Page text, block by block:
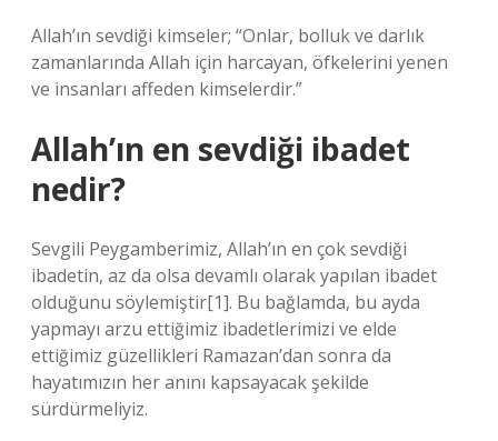
Allah’ın sevdiği kimseler; “Onlar, bolluk ve darlık
zamanlarında Allah için harcayan, öfkelerini yenen
ve insanları affeden kimselerdir.”
Allah’ın en sevdiği ibadet
nedir?
Sevgili Peygamberimiz, Allah’ın en çok sevdiği
ibadetin, az da olsa devamlı olarak yapılan ibadet
olduğunu söylemiştir[1]. Bu bağlamda, bu ayda
yapmayı arzu ettiğimiz ibadetlerimizi ve elde
ettiğimiz güzellikleri Ramazan’dan sonra da
hayatımızın her anını kapsayacak şekilde
sürdürmeliyiz.